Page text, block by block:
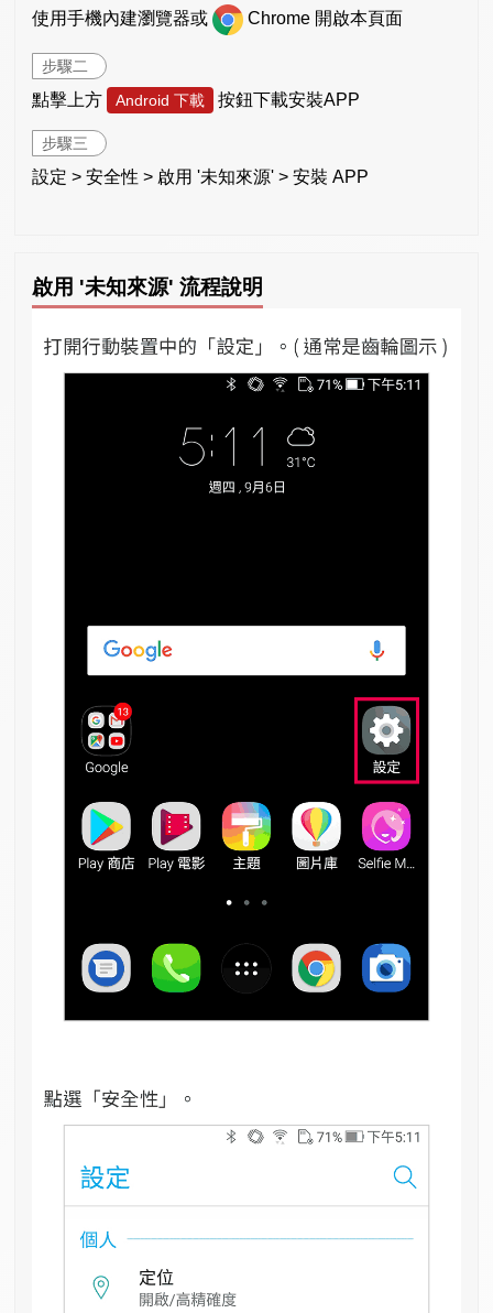
使用手機內建瀏覽器或 Chrome 開啟本頁面
步驟二
點擊上方 Android 下載 按鈕下載安裝APP
步驟三
設定 > 安全性 > 啟用 '未知來源' > 安裝 APP
啟用 '未知來源' 流程說明